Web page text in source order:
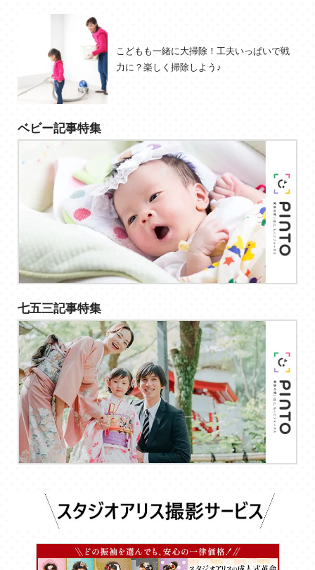
こどもも一緒に大掃除！工夫いっぱいで戦
力に？楽しく掃除しよう♪
ベビー記事特集
七五三記事特集